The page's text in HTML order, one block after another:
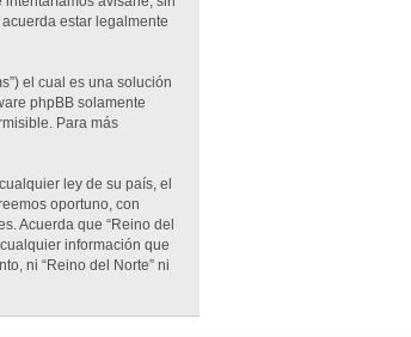
estar legalmente
el cual es una solución
phpBB solamente
Para más
ley de su país, el
oportuno, con
Acuerda que “Reino del
información que
ni “Reino del Norte” ni